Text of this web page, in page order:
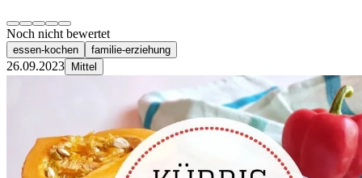
Noch nicht bewertet
essen-kochen familie-erziehung
26.09.2023 Mittel